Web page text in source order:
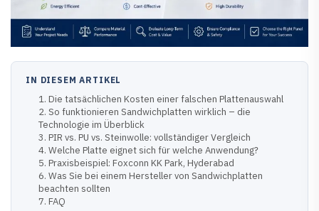
IN DIESEM ARTIKEL
1. Die tatsächlichen Kosten einer falschen Plattenauswahl
2. So funktionieren Sandwichplatten wirklich – die
Technologie im Überblick
3. PIR vs. PU vs. Steinwolle: vollständiger Vergleich
4. Welche Platte eignet sich für welche Anwendung?
5. Praxisbeispiel: Foxconn KK Park, Hyderabad
6. Was Sie bei einem Hersteller von Sandwichplatten
beachten sollten
7. FAQ